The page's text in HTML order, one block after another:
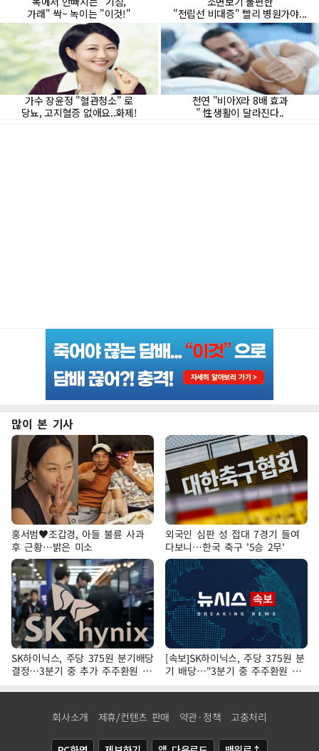
많이 본 기사
홍서범♥조갑경, 아들 불륜 사과
후 근황…밝은 미소
외국인 심판 성 접대 7경기 들여
다보니…한국 축구 '5승 2무'
SK하이닉스, 주당 375원 분기배당
결정…3분기 중 추가 주주환원 발
표
[속보]SK하이닉스, 주당 375원 분
기 배당…"3분기 중 주주환원 방
안 확정"
회사소개 제휴/컨텐츠 판매 약관·정책 고충처리